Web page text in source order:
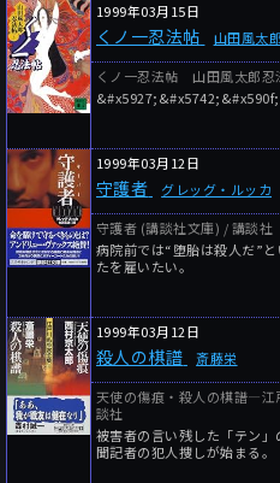
1999年03月15日
くノ一忍法帖 山田風太郎
くノ一忍法帖 山田風太郎忍
1999年03月12日
守護者 グレッグ・ルッカ
守護者 (講談社文庫) / 講談社
病院前では“堕胎は殺人だ”
たを雇いたい。
1999年03月12日
殺人の棋譜 斎藤栄
天使の傷痕・殺人の棋譜―江
談社
被害者の言い残した「テン
聞記者の犯人捜しが始まる。